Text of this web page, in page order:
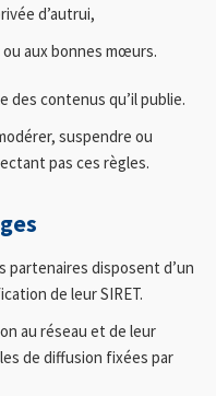
d’autrui,
aux bonnes mœurs.
des contenus qu’il publie.
suspendre ou
pas ces règles.
partenaires disposent d’un
de leur SIRET.
au réseau et de leur
de diffusion fixées par